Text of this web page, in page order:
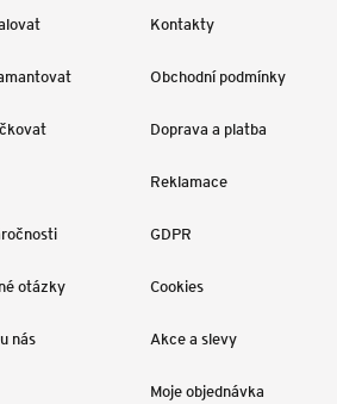
otázky
nás
Kontakty
Obchodní podmínky
Doprava a platba
Reklamace
GDPR
Cookies
Akce a slevy
Moje objednávka